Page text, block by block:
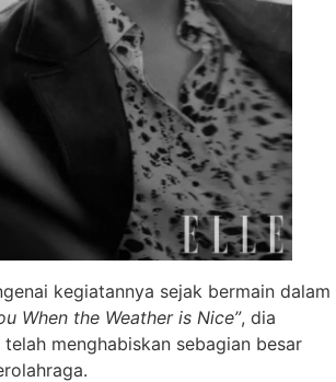
kegiatannya sejak bermain dalam
When the Weather is Nice”, dia
menghabiskan sebagian besar